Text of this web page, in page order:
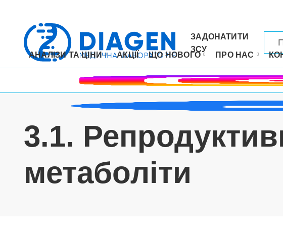
ЗАДОНАТИТИ
ЗСУ
АНАЛІЗИ ТА ЦІНИ АКЦІЇ ЩО НОВОГО ПРО НАС
3.1.
метаболіти